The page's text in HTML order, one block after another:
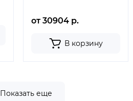
от 30904 р.
В корзину
Показать еще